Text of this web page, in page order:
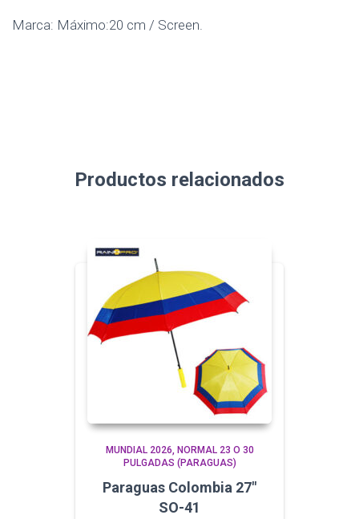
Marca: Máximo:20 cm / Screen.
Productos relacionados
MUNDIAL 2026
NORMAL 23 O 30
PULGADAS (PARAGUAS)
Paraguas Colombia 27″
SO-41